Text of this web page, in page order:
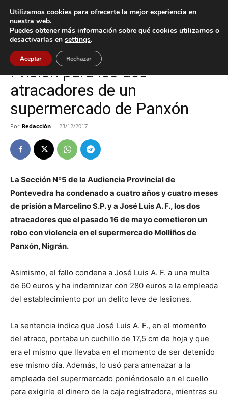
Inicio Nigrán
Nigrán Sucesos
Prisión para los dos
atracadores de un
supermercado de Panxón
Por Redacción - 23/12/2017
La Sección Nº5 de la Audiencia Provincial de
Pontevedra ha condenado a cuatro años y cuatro meses
de prisión a Marcelino S.P. y a José Luis A. F., los dos
atracadores que el pasado 16 de mayo cometieron un
robo con violencia en el supermercado Molliños de
Panxón, Nigrán.
Asimismo, el fallo condena a José Luis A. F. a una multa
de 60 euros y ha indemnizar con 280 euros a la empleada
del establecimiento por un delito leve de lesiones.
La sentencia indica que José Luis A. F., en el momento
del atraco, portaba un cuchillo de 17,5 cm de hoja y que
era el mismo que llevaba en el momento de ser detenido
ese mismo día. Además, lo usó para amenazar a la
empleada del supermercado poniéndoselo en el cuello
para exigirle el dinero de la caja registradora, mientras su
Utilizamos cookies para ofrecerte la mejor experiencia en
nuestra web.
Puedes obtener más información sobre qué cookies utilizamos o
desactivarlas en settings.
Aceptar Rechazar